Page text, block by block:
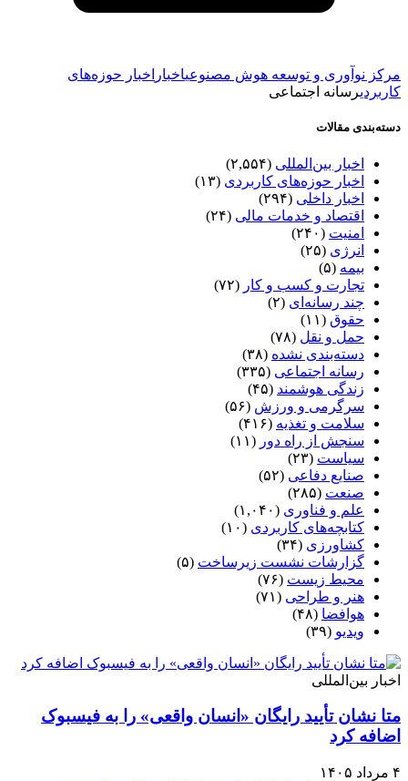
مرکز نوآوری و توسعه هوش مصنوعیاخبار اخبار حوزه‌های
کاربردیرسانه اجتماعی
دسته‌بندی مقالات
اخبار بین‌المللی (۲,۵۵۴)
اخبار حوزه‌های کاربردی (۱۳)
اخبار داخلی (۲۹۴)
اقتصاد و خدمات مالی (۲۴)
امنیت (۲۴۰)
انرژی (۲۵)
بیمه (۵)
تجارت و کسب و کار (۷۲)
چند رسانه‌ای (۲)
حقوق (۱۱)
حمل و نقل (۷۸)
دسته‌بندی نشده (۳۸)
رسانه اجتماعی (۳۳۵)
زندگی هوشمند (۴۵)
سرگرمی و ورزش (۵۶)
سلامت و تغذیه (۴۱۶)
سنجش از راه دور (۱۱)
سیاست (۲۳)
صنایع دفاعی (۵۲)
صنعت (۲۸۵)
علم و فناوری (۱,۰۴۰)
کتابچه‌های کاربردی (۱۰)
کشاورزی (۳۴)
گزارشات نشست زیرساخت (۵)
محیط زیست (۷۶)
هنر و طراحی (۷۱)
هوافضا (۴۸)
ویدیو (۳۹)
اخبار بین‌المللی
متا نشان تأیید رایگان «انسان واقعی» را به فیسبوک
اضافه کرد
۴ مرداد ۱۴۰۵